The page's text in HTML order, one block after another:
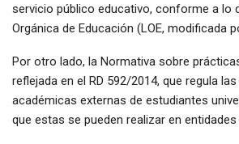
servicio público educativo, conforme a lo
Orgánica de Educación (LOE, modificada
Por otro lado, la Normativa sobre
reflejada en el RD 592/2014, que regula
académicas externas de estudiantes
que estas se pueden realizar en